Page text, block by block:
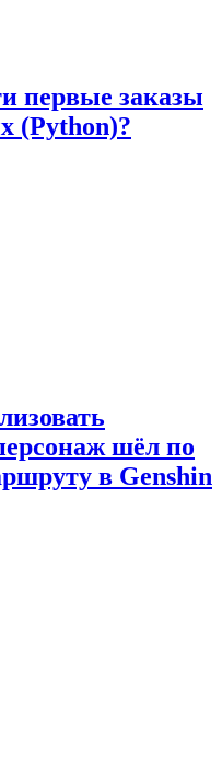
первые заказы
(Python)?
шёл по
в Genshin